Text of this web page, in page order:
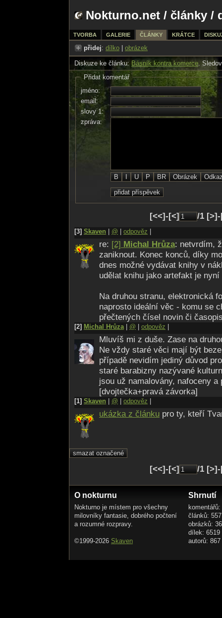
Nokturno.net / články /
TVORBA GALERIE ČLÁNKY KRÁTCE
přidej: dílko obrázek
Diskuze ke článku: Básník kontra komerce.
Přidat komentář
jméno:
email:
slovy 1:
zpráva:
[<<]-[<] /1
[3] Skaven @ odpověz
re: [2] Michal Hrůza: netvrdím,
zaniknout. Konec konců, díky
dnes možné vydávat knihy v
udělat knihu jako artefakt je
Na druhou stranu, elektronická
naprosto ideální věc - komu se
přečtených čísel novin či
[2] Michal Hrůza| @ odpověz
Mluvíš mi z duše. Zase na
Ne vždy staré věci mají být
případě nevidím jediný důvod
staré barabizny nazývané
jsou už namalovány, nafoceny a
[dvojtečka+pravá závorka]
[1] Skaven @ odpověz
ukázka z článku pro ty, kteří
[<<]-[<] /1
O nokturnu
Nokturno je místem pro všechny
milovníky fantasie, dobrého počtení
a rozumné rozpravy.
©1999-2026 Skaven
Shrnutí
článků: 557
obrázků:
dílek: 6519
autorů: 867